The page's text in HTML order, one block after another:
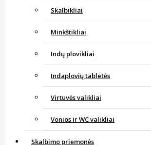
Skalbikliai
Minkštikliai
Indų plovikliai
Indaplovių tabletės
Virtuvės valikliai
Vonios ir WC valikliai
Skalbimo priemonės